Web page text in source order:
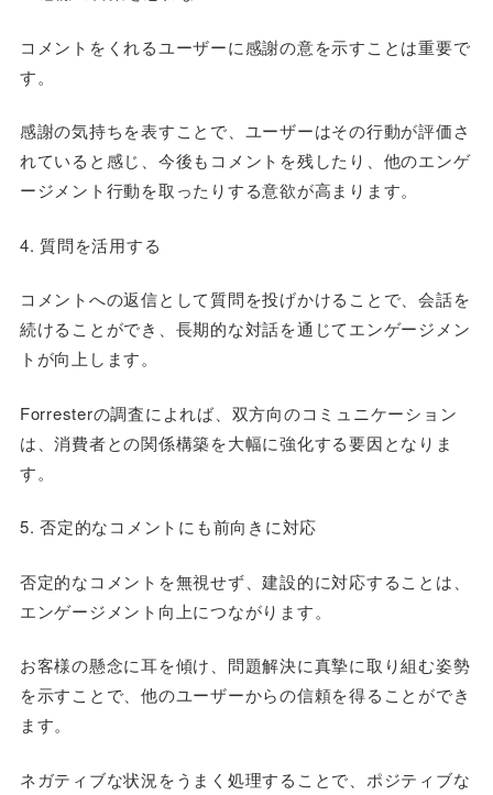
コメントをくれるユーザーに感謝の意を示すことは重要で
す。
感謝の気持ちを表すことで、ユーザーはその行動が評価さ
れていると感じ、今後もコメントを残したり、他のエンゲ
ージメント行動を取ったりする意欲が高まります。
4. 質問を活用する
コメントへの返信として質問を投げかけることで、会話を
続けることができ、長期的な対話を通じてエンゲージメン
トが向上します。
Forresterの調査によれば、双方向のコミュニケーション
は、消費者との関係構築を大幅に強化する要因となりま
す。
5. 否定的なコメントにも前向きに対応
否定的なコメントを無視せず、建設的に対応することは、
エンゲージメント向上につながります。
お客様の懸念に耳を傾け、問題解決に真摯に取り組む姿勢
を示すことで、他のユーザーからの信頼を得ることができ
ます。
ネガティブな状況をうまく処理することで、ポジティブな